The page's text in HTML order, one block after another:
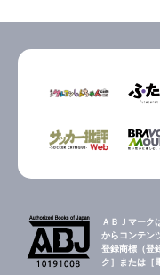
ＡＢＪマーク
からコンテン
登録商標（登
ク］または［